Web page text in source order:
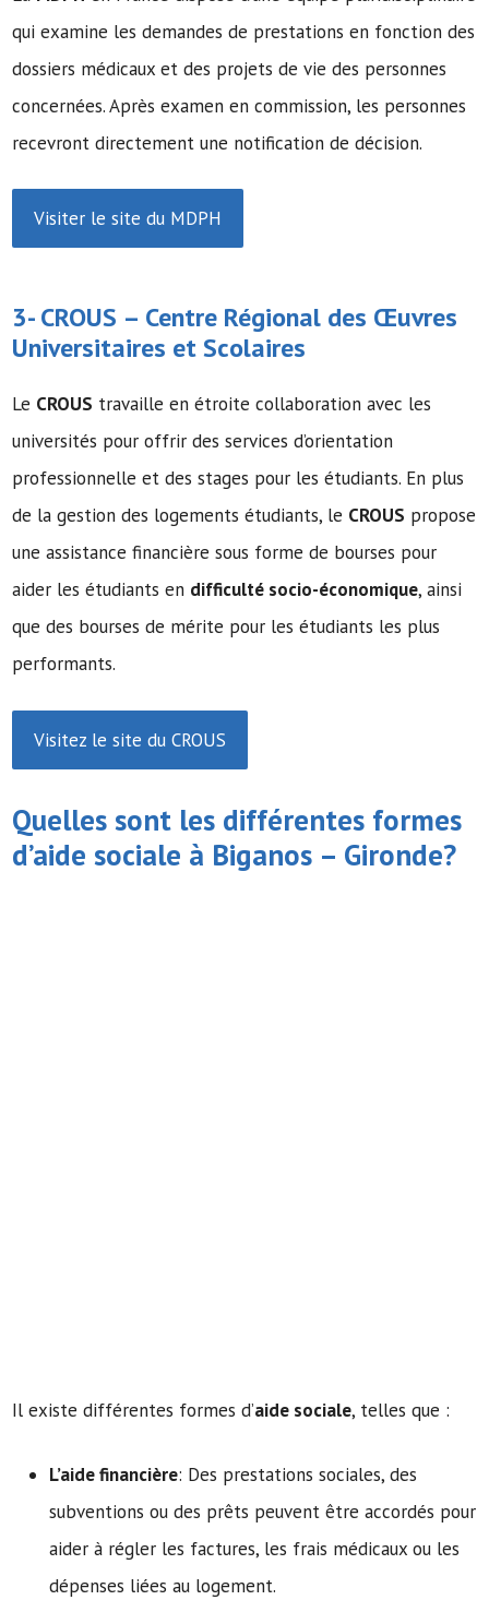
qui examine les demandes de prestations en fonction des
dossiers médicaux et des projets de vie des personnes
concernées. Après examen en commission, les personnes
recevront directement une notification de décision.
Visiter le site du MDPH
3-CROUS – Centre Régional des Œuvres
Universitaires et Scolaires
Le CROUS travaille en étroite collaboration avec les
universités pour offrir des services d’orientation
professionnelle et des stages pour les étudiants. En plus
de la gestion des logements étudiants, le CROUS propose
une assistance financière sous forme de bourses pour
aider les étudiants en difficulté socio-économique, ainsi
que des bourses de mérite pour les étudiants les plus
performants.
Visitez le site du CROUS
Quelles sont les différentes formes
d’aide sociale à Biganos – Gironde?
Il existe différentes formes d’aide sociale, telles que :
L’aide financière: Des prestations sociales, des
subventions ou des prêts peuvent être accordés pour
aider à régler les factures, les frais médicaux ou les
dépenses liées au logement.